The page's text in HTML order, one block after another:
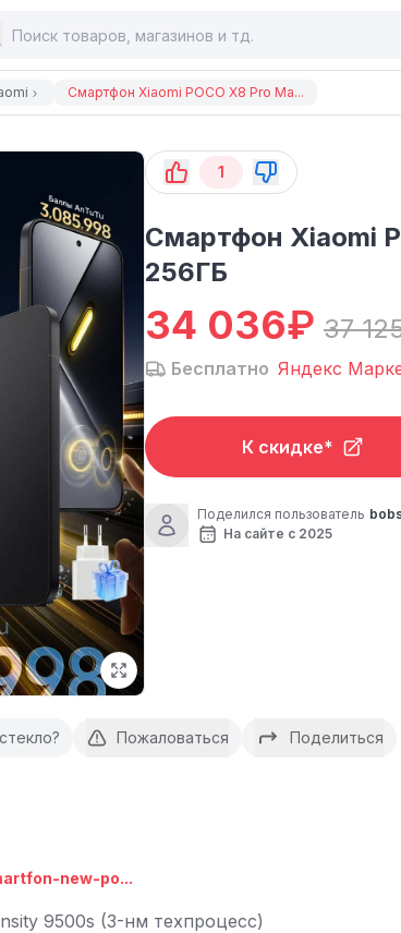
Смартфон Xiaomi POCO X8 Pro Ma...
1
Смартфон Xiaomi
256ГБ
34 036₽ 37
Бесплатно Яндекс
К скидке*
Поделился пользователь
На сайте с 2025
Пожаловаться Поделиться
new-po...
9500s (3-нм техпроцесс)